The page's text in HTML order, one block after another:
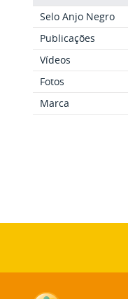
Selo Anjo Negro
Publicações
Vídeos
Fotos
Marca